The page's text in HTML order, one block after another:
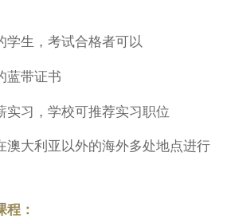
学生，考试合格者可以
蓝带证书
实习，学校可推荐实习职位
澳大利亚以外的海外多处地点进行
程：